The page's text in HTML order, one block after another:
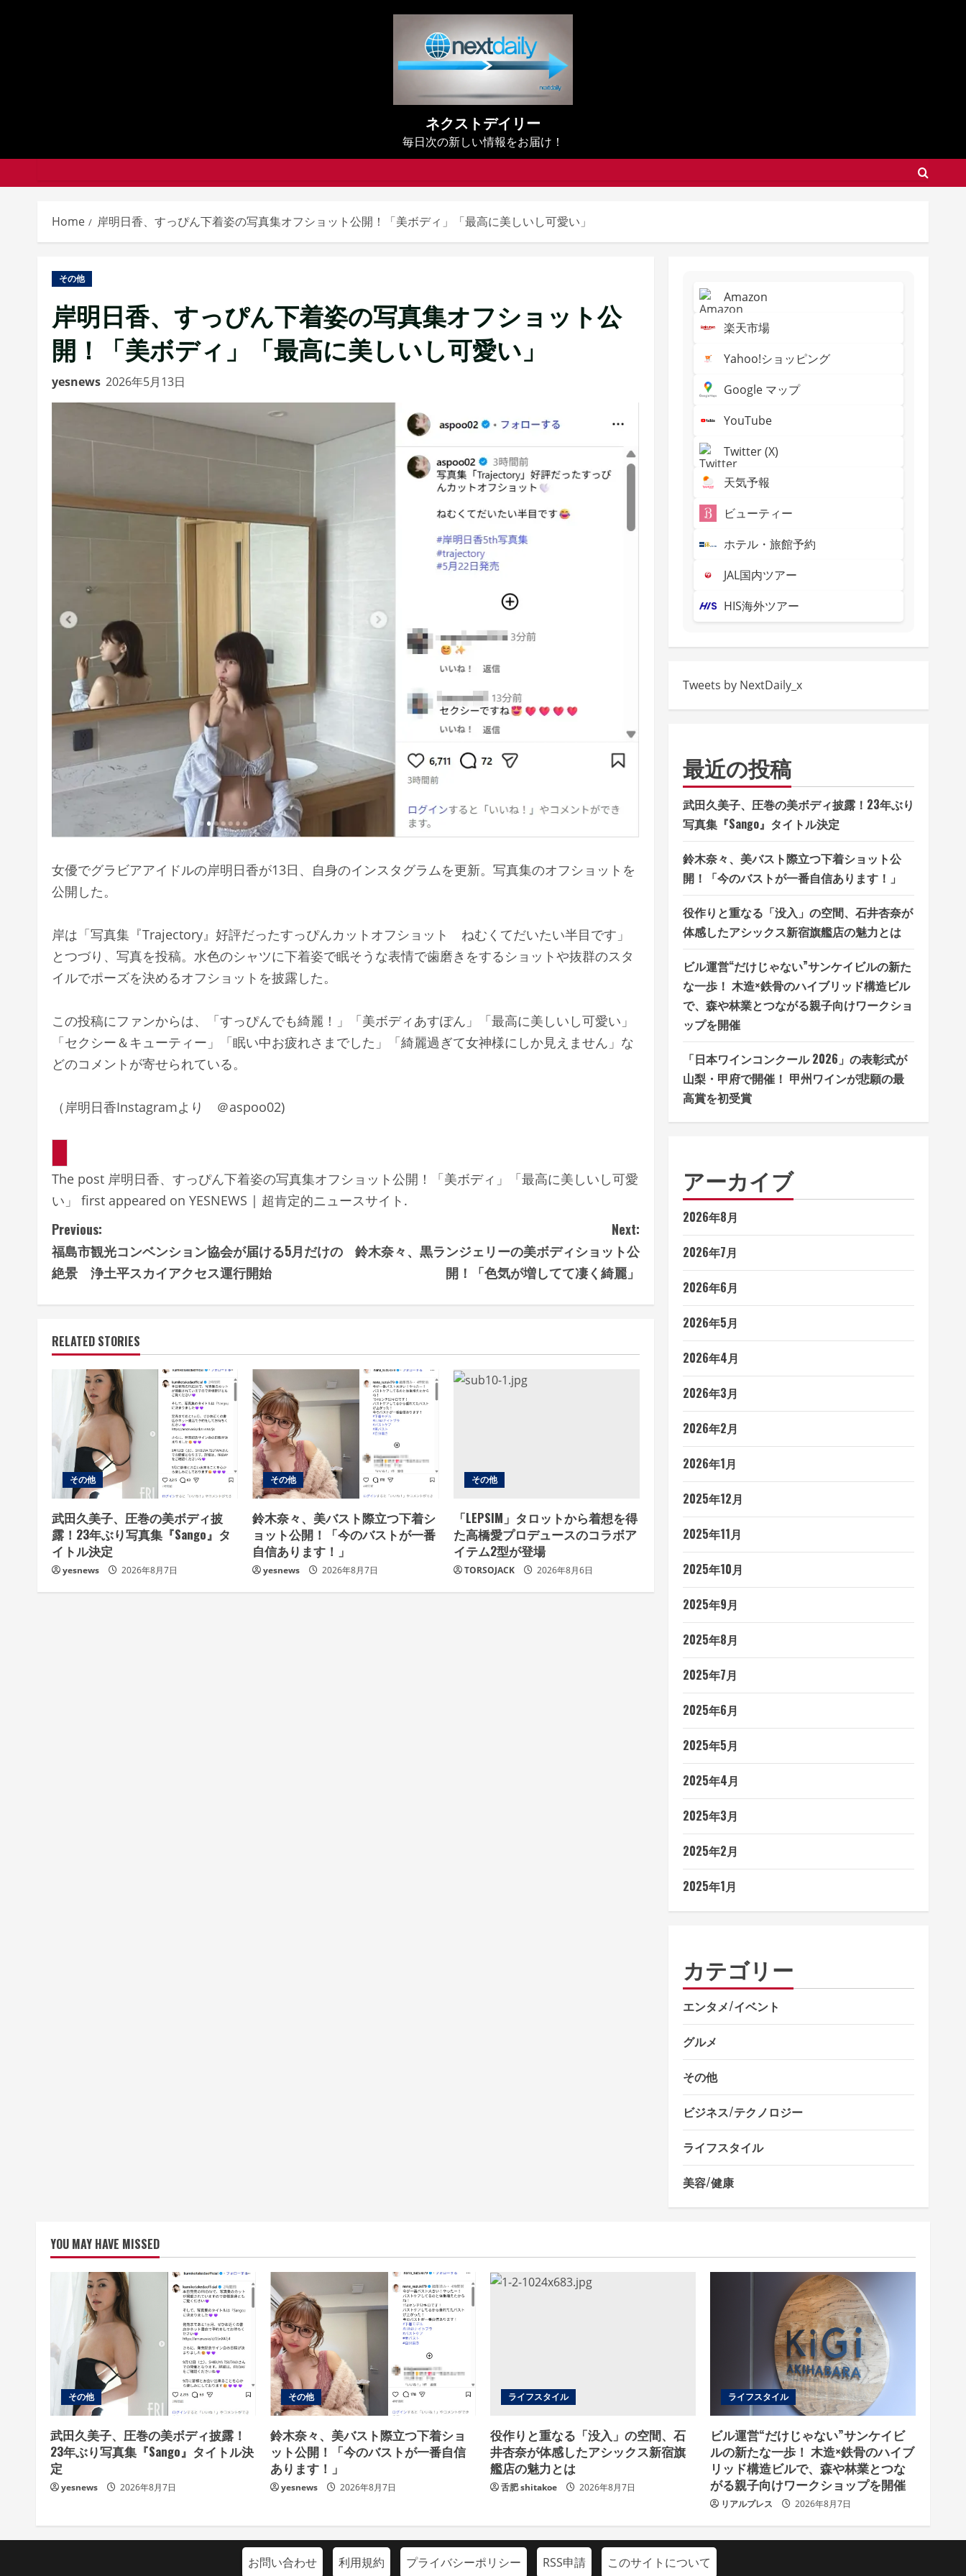
ネクストデイリー
毎日次の新しい情報をお届け！
Home 岸明日香、すっぴん下着姿の写真集オフショット公開！「美ボディ」「最高に美しいし可愛い」
その他
岸明日香、すっぴん下着姿の写真集オフショット公
開！「美ボディ」「最高に美しいし可愛い」
yesnews 2026年5月13日
女優でグラビアアイドルの岸明日香が13日、自身のインスタグラムを更新。写真集のオフショットを
公開した。
岸は 「写真集『Trajectory』好評だったすっぴんカットオフショット ねむくてだいたい半目です」
とつづり、写真を投稿。水色のシャツに下着姿で眠そうな表情で歯磨きをするショットや抜群のスタ
イルでポーズを決めるオフショットを披露した。
この投稿にファンからは、
「すっぴんでも綺麗！」「美ボディあすぽん」「最高に美しいし可愛い」
「セクシー＆キューティー」「眠い中お疲れさまでした」「綺麗過ぎて女神様にしか見えません」 な
どのコメントが寄せられている。
（岸明日香Instagramより ＠aspoo02)
The post 岸明日香、すっぴん下着姿の写真集オフショット公開！「美ボディ」「最高に美しいし可愛
い」 first appeared on YESNEWS | 超肯定的ニュースサイト.
C
o
i
e
R
e
a
d
i
Previous:
福島市観光コンベンション協会が届ける5月だけの
絶景 浄土平スカイアクセス運行開始
Next:
鈴木奈々、黒ランジェリーの美ボディショット公
開！「色気が増してて凄く綺麗」
RELATED STORIES
その他
武田久美子、圧巻の美ボディ披
露！23年ぶり写真集『Sango』タ
イトル決定
yesnews 2026年8月7日
その他
鈴木奈々、美バスト際立つ下着シ
ョット公開！「今のバストが一番
自信あります！」
yesnews 2026年8月7日
その他
「LEPSIM」タロットから着想を得
た高橋愛プロデュースのコラボア
イテム2型が登場
TORSOJACK 2026年8月6日
Amazon
楽天市場
Yahoo!ショッピング
Google マップ
YouTube
Twitter (X)
天気予報
ビューティー
ホテル・旅館予約
JAL国内ツアー
HIS海外ツアー
Tweets by NextDaily_x
最近の投稿
武田久美子、圧巻の美ボディ披露！23年ぶり
写真集『Sango』タイトル決定
鈴木奈々、美バスト際立つ下着ショット公
開！「今のバストが一番自信あります！」
役作りと重なる「没入」の空間、石井杏奈が
体感したアシックス新宿旗艦店の魅力とは
ビル運営“だけじゃない”サンケイビルの新た
な一歩！ 木造×鉄骨のハイブリッド構造ビル
で、森や林業とつながる親子向けワークショ
ップを開催
「日本ワインコンクール 2026」の表彰式が
山梨・甲府で開催！ 甲州ワインが悲願の最
高賞を初受賞
アーカイブ
2026年8月
2026年7月
2026年6月
2026年5月
2026年4月
2026年3月
2026年2月
2026年1月
2025年12月
2025年11月
2025年10月
2025年9月
2025年8月
2025年7月
2025年6月
2025年5月
2025年4月
2025年3月
2025年2月
2025年1月
カテゴリー
エンタメ/イベント
グルメ
その他
ビジネス/テクノロジー
ライフスタイル
美容/健康
YOU MAY HAVE MISSED
その他
武田久美子、圧巻の美ボディ披露！
23年ぶり写真集『Sango』タイトル決
定
yesnews 2026年8月7日
その他
鈴木奈々、美バスト際立つ下着ショ
ット公開！「今のバストが一番自信
あります！」
yesnews 2026年8月7日
ライフスタイル
役作りと重なる「没入」の空間、石
井杏奈が体感したアシックス新宿旗
艦店の魅力とは
舌肥 shitakoe 2026年8月7日
ライフスタイル
ビル運営“だけじゃない”サンケイビ
ルの新たな一歩！ 木造×鉄骨のハイブ
リッド構造ビルで、森や林業とつな
がる親子向けワークショップを開催
リアルプレス 2026年8月7日
お問い合わせ 利用規約 プライバシーポリシー RSS申請 このサイトについて